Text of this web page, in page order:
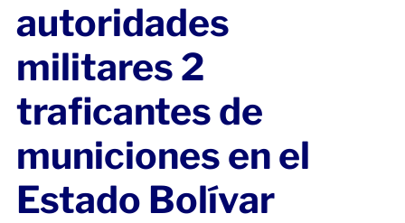
autoridades
militares 2
traficantes de
municiones en el
Estado Bolívar